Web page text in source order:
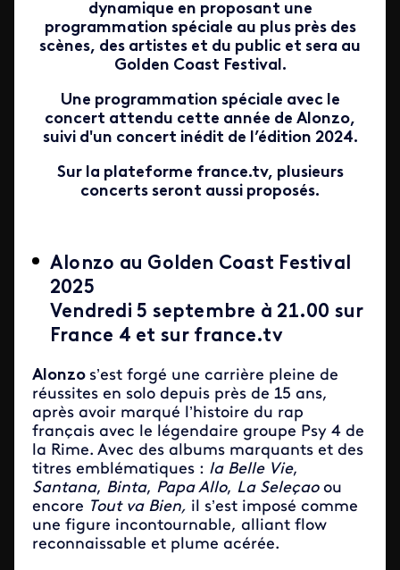
dynamique en proposant une
programmation spéciale au plus près des
scènes, des artistes et du public et sera au
Golden Coast Festival.
Une programmation spéciale avec le
concert attendu cette année de Alonzo,
suivi d'un concert inédit de l’édition 2024.
Sur la plateforme france.tv, plusieurs
concerts seront aussi proposés.
Alonzo au Golden Coast Festival
2025
Vendredi 5 septembre à 21.00 sur
France 4 et sur france.tv
Alonzo s’est forgé une carrière pleine de
réussites en solo depuis près de 15 ans,
après avoir marqué l’histoire du rap
français avec le légendaire groupe Psy 4 de
la Rime. Avec des albums marquants et des
titres emblématiques : la Belle Vie,
Santana, Binta, Papa Allo, La Seleçaoou
encore Tout va Bien, il s’est imposé comme
une figure incontournable, alliant flow
reconnaissable et plume acérée.